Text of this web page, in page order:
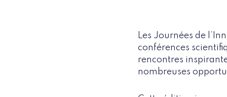
Les Journées de
conférences
rencontres
nombreuses